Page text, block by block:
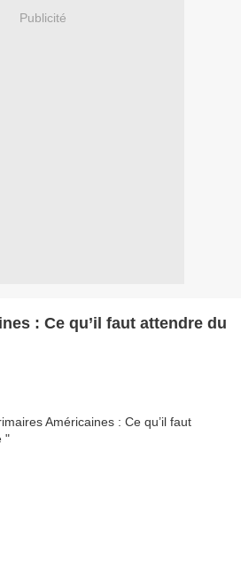
Publicité
: Ce qu’il faut attendre du